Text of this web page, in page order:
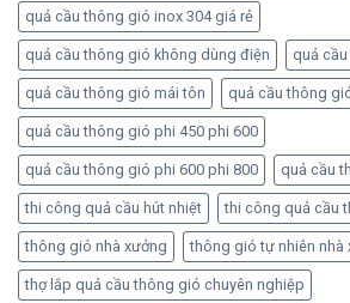
quả cầu thông gió inox 304 giá rẻ
quả cầu thông gió không dùng điện quả
quả cầu thông gió mái tôn quả cầu thông
quả cầu thông gió phi 450 phi 600
quả cầu thông gió phi 600 phi 800 quả cầu
thi công quả cầu hút nhiệt thi công quả cầu
thông gió nhà xưởng thông gió tự nhiên nhà
thợ lắp quả cầu thông gió chuyên nghiệp